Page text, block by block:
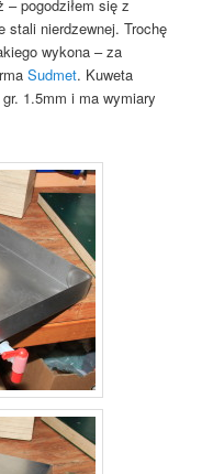
– pogodziłem się z
stali nierdzewnej. Trochę
wykona – za
Sudmet. Kuweta
1.5mm i ma wymiary